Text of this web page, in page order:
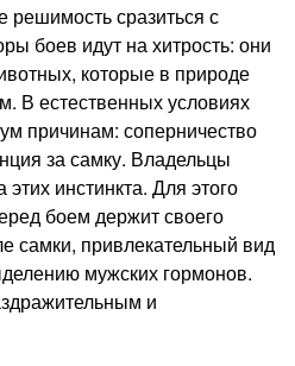
решимость сразиться с
боев идут на хитрость: они
которые в природе
В естественных условиях
причинам: соперничество
за самку. Владельцы
инстинкта. Для этого
боем держит своего
самки, привлекательный вид
мужских гормонов.
и